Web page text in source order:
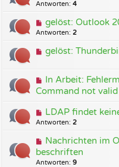
Antworten: 4
gelöst: Outlook
Antworten: 2
gelöst:
In Arbeit:
Command not
LDAP findet
Antworten: 2
Nachrichten im
beschriften
Antworten: 9